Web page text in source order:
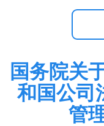
国务院关
和国公司
管